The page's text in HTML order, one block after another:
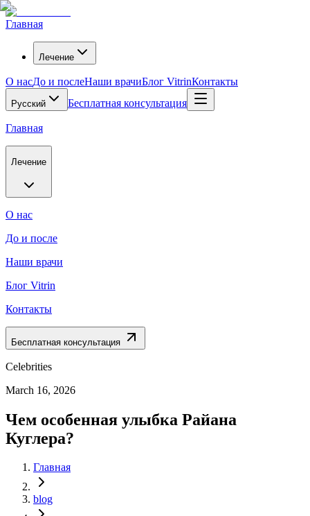
Главная
Лечение
О насДо и послеНаши врачиБлог VitrinКонтакты
Русский Бесплатная консультация
Главная
Лечение
О нас
До и после
Наши врачи
Блог Vitrin
Контакты
Бесплатная консультация
Celebrities
March 16, 2026
Чем особенная улыбка Райана
Куглера?
Главная
blog